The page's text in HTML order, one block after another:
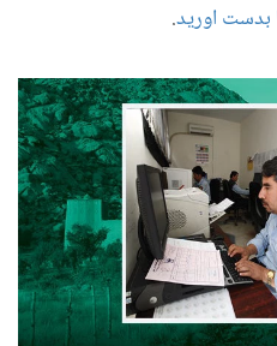
بدست اورید.